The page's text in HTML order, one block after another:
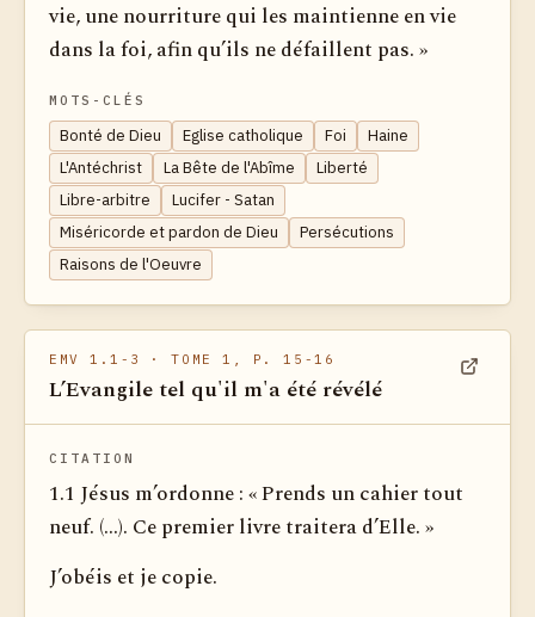
vie, une nourriture qui les maintienne en vie
dans la foi, afin qu’ils ne défaillent pas. »
MOTS-CLÉS
Bonté de Dieu Eglise catholique Foi
Haine
L'Antéchrist
La Bête de l'Abîme
Liberté
Libre-arbitre
Lucifer - Satan
Miséricorde et pardon de Dieu
Persécutions
Raisons de l'Oeuvre
EMV 1.1-3 · TOME 1, P. 15-16
L’Evangile tel qu'il m'a été révélé
CITATION
1.1 Jésus m’ordonne : « Prends un cahier tout
neuf. (...). Ce premier livre traitera d’Elle. »
J’obéis et je copie.